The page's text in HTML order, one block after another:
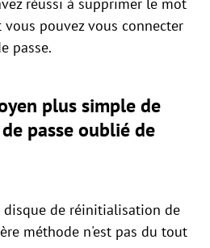
pouvez vous connecter
passe.
plus simple de
passe oublié de
disque de réinitialisation de
méthode n'est pas du tout